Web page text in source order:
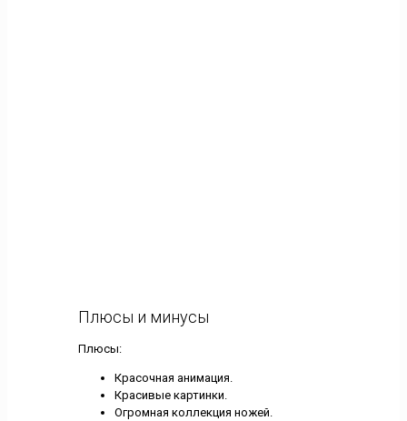
Плюсы и минусы
Плюсы:
Красочная анимация.
Красивые картинки.
Огромная коллекция ножей.